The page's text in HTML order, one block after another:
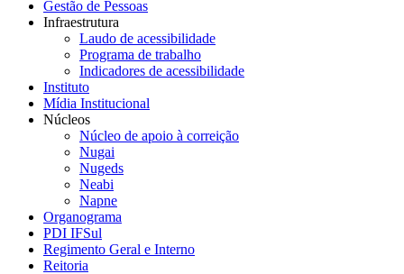
Gestão de Pessoas
Infraestrutura
Laudo de acessibilidade
Programa de trabalho
Indicadores de acessibilidade
Instituto
Mídia Institucional
Núcleos
Núcleo de apoio à correição
Nugai
Nugeds
Neabi
Napne
Organograma
PDI IFSul
Regimento Geral e Interno
Reitoria